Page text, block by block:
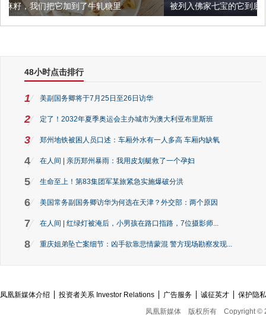
牛轧糖里 被列入佛家七宝的它到底有多美？
48小时点击排行
1 美副国务卿将于7月25日至26日访华
2 定了！2032年夏季奥运会主办城市为澳大利亚布里斯班
3 郑州地铁被困人员口述：车厢外水有一人多高 车厢内缺氧
4 在人间 | 亲历郑州暴雨：我用皮划艇救了一个孕妇
5 生命至上！第83集团军某旅紧急实施爆破分洪
6 美国常务副国务卿访华为何选在天津？外交部：两个原因
7 在人间 | 红绿灯被淹后，小男孩在路口指路，7位摄影师...
8 重庆姐弟坠亡案细节：凶手欲靠悲情蒙混 警方现场勘察发现...
凤凰新媒体介绍 投资者关系 Investor Relations 广告服务 诚征英才
保护隐
凤凰新媒体
版权所有 Copyright ©